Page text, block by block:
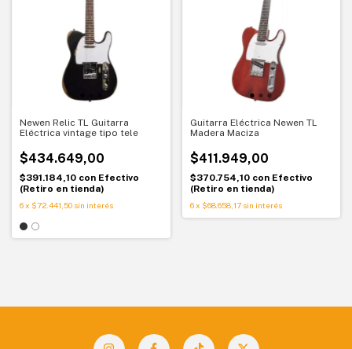
Newen Relic TL Guitarra
Eléctrica vintage tipo tele
$434.649,00
$391.184,10 con Efectivo
(Retiro en tienda)
6x $72.441,50 sin interés
Guitarra Eléctrica Newen TL
Madera Maciza
$411.949,00
$370.754,10 con Efectivo
(Retiro en tienda)
6 x $68.658,17 sin interés